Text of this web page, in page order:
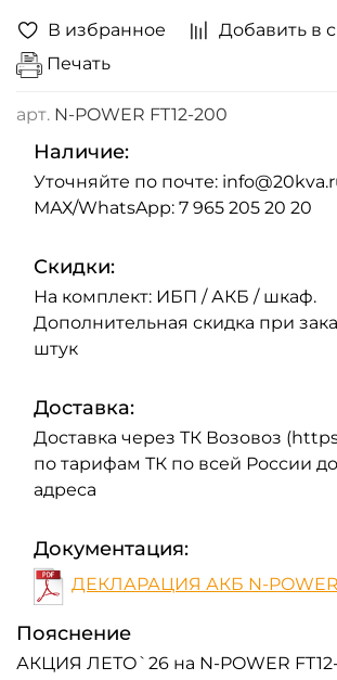
В избранное
Добавить в
Печать
арт. N-POWER FT12-200
Наличие:
Уточняйте по почте:
МАХ/WhatsApp: 7 965 205 20 20
Скидки:
На комплект: ИБП / АКБ / шкаф.
Дополнительная скидка при
штук
Доставка:
Доставка через ТК Возовоз
по тарифам ТК по всей России
адреса
Документация:
ДЕКЛАРАЦИЯ АКБ N-
Пояснение
АКЦИЯ ЛЕТО`26 на N-POWER FT12-